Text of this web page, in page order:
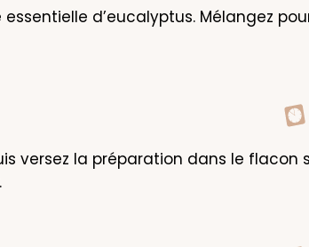
d’eucalyptus. Mélangez
versez la préparation dans le flacon